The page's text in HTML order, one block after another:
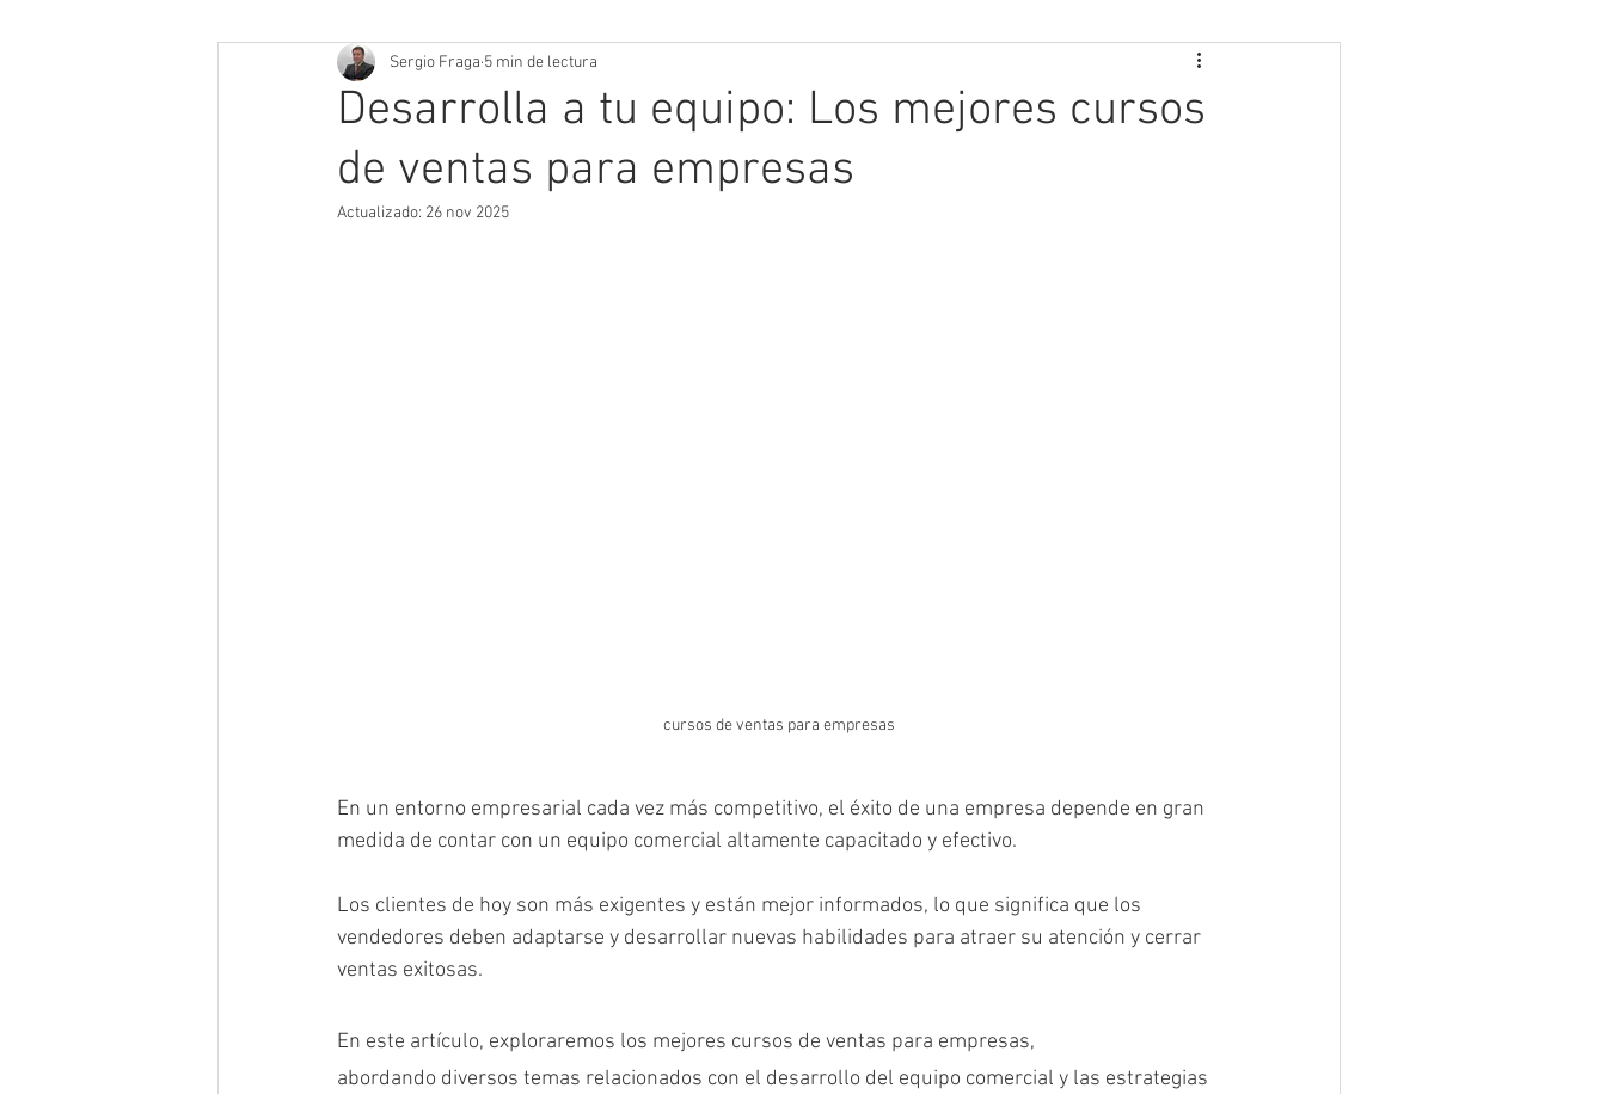
Desarrolla a tu equipo: Los mejores cursos
de ventas para empresas
Sergio Fraga 5 min de lectura
Actualizado: 26 nov 2025
cursos de ventas para empresas
En un entorno empresarial cada vez más competitivo, el éxito de una empresa depende en gran
medida de contar con un equipo comercial altamente capacitado y efectivo.
Los clientes de hoy son más exigentes y están mejor informados, lo que significa que los
vendedores deben adaptarse y desarrollar nuevas habilidades para atraer su atención y cerrar
ventas exitosas.
En este artículo, exploraremos los mejores cursos de ventas para empresas,
abordando diversos temas relacionados con el desarrollo del equipo comercial y las estrategias